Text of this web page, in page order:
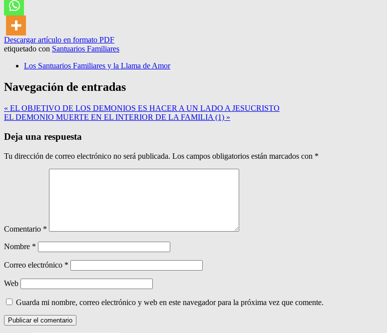
Descargar artículo en formato PDF
etiquetado con Santuarios Familiares
Los Santuarios Familiares y la Llama de Amor
Navegación de entradas
« EL OBJETIVO DE LOS DEMONIOS ES HACER A UN LADO A JESUCRISTO
EL DEMONIO MUERTE EN EL INTERIOR DE LA FAMILIA (1) »
Deja una respuesta
Tu dirección de correo electrónico no será publicada. Los campos obligatorios están marcados con *
Comentario *
Nombre *
Correo electrónico *
Web
Guarda mi nombre, correo electrónico y web en este navegador para la próxima vez que comente.